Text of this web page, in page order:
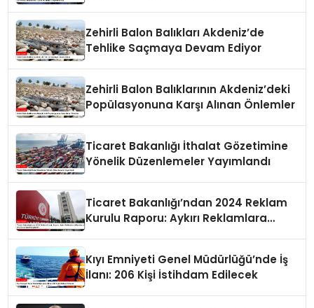
Zehirli Balon Balıkları Akdeniz’de
Tehlike Saçmaya Devam Ediyor
Zehirli Balon Balıklarının Akdeniz’deki
Popülasyonuna Karşı Alınan Önlemler
Ticaret Bakanlığı İthalat Gözetimine
Yönelik Düzenlemeler Yayımlandı
Ticaret Bakanlığı’ndan 2024 Reklam
Kurulu Raporu: Aykırı Reklamlara
Kıyı Emniyeti Genel Müdürlüğü’nde İş
İlanı: 206 Kişi İstihdam Edilecek